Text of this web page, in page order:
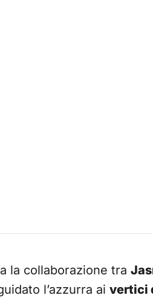
la collaborazione tra
l’azzurra ai vertici